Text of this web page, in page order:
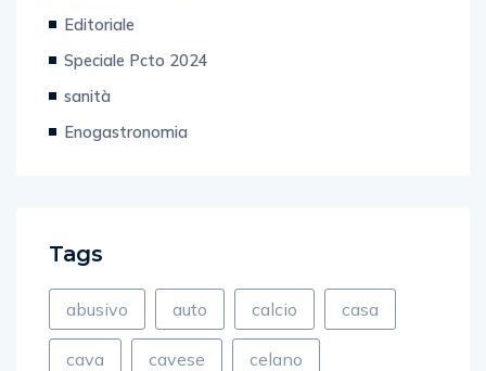
Editoriale
Speciale Pcto 2024
sanità
Enogastronomia
Tags
abusivo auto calcio casa
cava cavese celano